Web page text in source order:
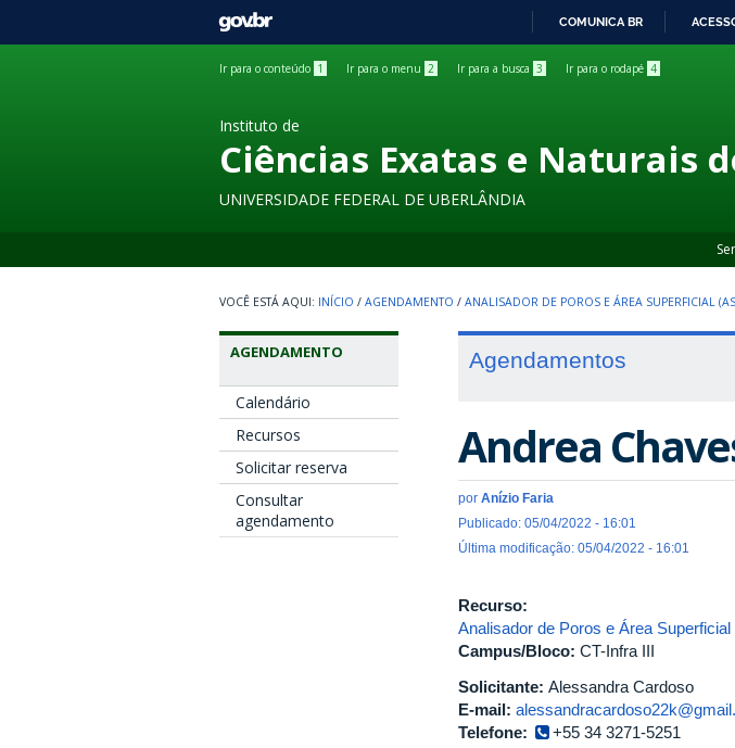
GOVBR
COMUNICA BR
Ir para o conteúdo 1 Ir para o menu 2 Ir para a busca 3 Ir para o rodapé 4
Instituto de
Ciências Exatas e Naturais
UNIVERSIDADE FEDERAL DE UBERLÂNDIA
INÍCIO / AGENDAMENTO / ANALISADOR DE POROS E ÁREA SUPERFICIAL
AGENDAMENTO
Calendário
Recursos
Solicitar reserva
Consultar
agendamento
Agendamentos
Andrea
por Anízio Faria
Publicado: 05/04/2022 - 16:01
Última modificação: 05/04/2022 - 16:01
Recurso:
Analisador de Poros e Área Superficial
Campus/Bloco: CT-Infra III
Solicitante: Alessandra Cardoso
E-mail:
Telefone:
+55 34 3271-5251